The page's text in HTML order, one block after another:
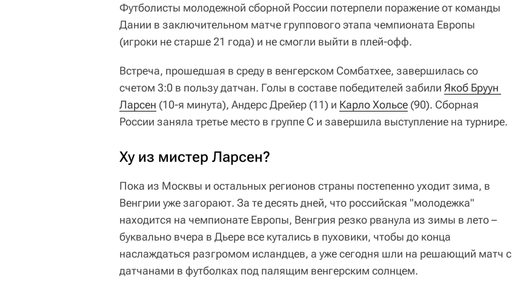
Футболисты молодежной сборной России потерпели поражение от команды
Дании в заключительном матче группового этапа чемпионата Европы
(игроки не старше 21 года) и не смогли выйти в плей-офф.
Встреча, прошедшая в среду в венгерском Сомбатхее, завершилась со
счетом 3:0 в пользу датчан. Голы в составе победителей забили Якоб Бруун
Ларсен (10-я минута), Андерс Дрейер (11) и Карло Хольсе (90). Сборная
России заняла третье место в группе С и завершила выступление на турнире.
Ху из мистер Ларсен?
Пока из Москвы и остальных регионов страны постепенно уходит зима, в
Венгрии уже загорают. За те десять дней, что российская "молодежка"
находится на чемпионате Европы, Венгрия резко рванула из зимы в лето –
буквально вчера в Дьере все кутались в пуховики, чтобы до конца
наслаждаться разгромом исландцев, а уже сегодня шли на решающий матч с
датчанами в футболках под палящим венгерским солнцем.